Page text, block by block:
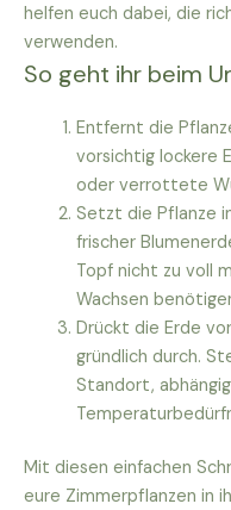
helfen euch dabei, die
verwenden.
So geht ihr beim
Entfernt die
vorsichtig lockere
oder verrottete
Setzt die Pflanze
frischer
Topf nicht zu voll
Wachsen
Drückt die Erde
gründlich durch.
Standort,
Mit diesen einfachen
eure Zimmerpflanzen in